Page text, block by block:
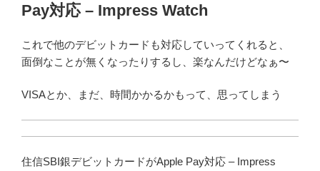
Pay対応 – Impress Watch
これで他のデビットカードも対応していってくれると、
面倒なことが無くなったりするし、楽なんだけどなぁ〜
VISAとか、まだ、時間かかるかもって、思ってしまう
住信SBI銀デビットカードがApple Pay対応 – Impress